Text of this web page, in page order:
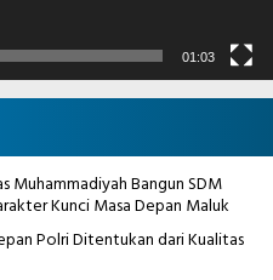
01:03
Muhammadiyah Bangun SDM
Kunci Masa Depan Maluk
Polri Ditentukan dari Kualitas